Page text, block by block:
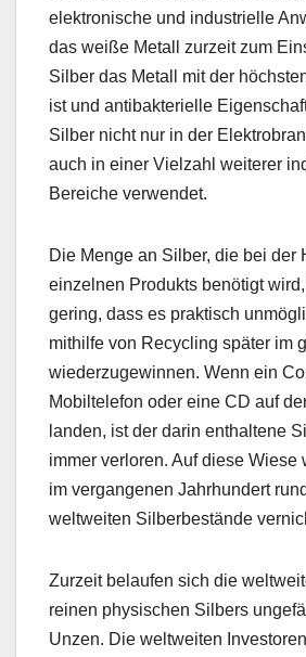
elektronische und industrielle
das weiße Metall zurzeit zum
Silber das Metall mit der
ist und antibakterielle
Silber nicht nur in der
auch in einer Vielzahl weiterer
Bereiche verwendet.
Die Menge an Silber, die bei der
einzelnen Produkts benötigt
gering, dass es praktisch
mithilfe von Recycling später im
wiederzugewinnen. Wenn ein
Mobiltelefon oder eine CD auf
landen, ist der darin enthaltene
immer verloren. Auf diese Wiese
im vergangenen Jahrhundert
weltweiten Silberbestände
Zurzeit belaufen sich die
reinen physischen Silbers
Unzen. Die weltweiten